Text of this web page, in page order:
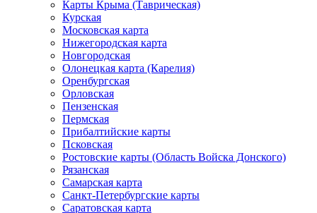
Карты Крыма (Таврическая)
Курская
Московская карта
Нижегородская карта
Новгородская
Олонецкая карта (Карелия)
Оренбургская
Орловская
Пензенская
Пермская
Прибалтийские карты
Псковская
Ростовские карты (Область Войска Донского)
Рязанская
Самарская карта
Санкт-Петербургские карты
Саратовская карта